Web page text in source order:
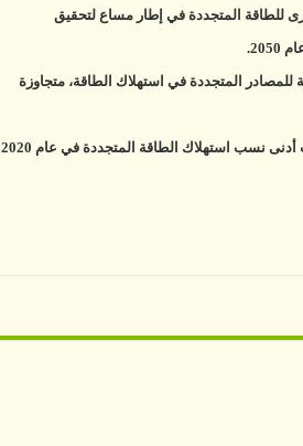
للطاقة المتجددة في إطار مساع لتحقيق
دول الاتحاد بحصة تزيد على 70 في المائة للمصادر المتجددة في استهلاك الطاقة، متجاوزة
وأظهرت أرقام «يوروستات» أن مالطا ولوكسمبورج وبلجيكا سجلت أدنى نسب استهلاك الطاقة المتجددة في عام 2020